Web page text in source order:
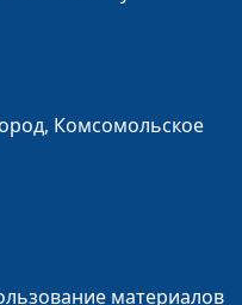
Андрей Качалаба,
Комсомольское
материалов